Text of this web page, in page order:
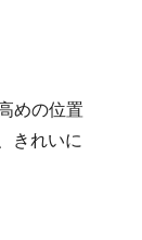
めの位置
きれいに